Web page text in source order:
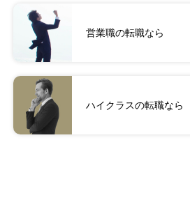
営業職の転職なら
ハイクラスの転職なら